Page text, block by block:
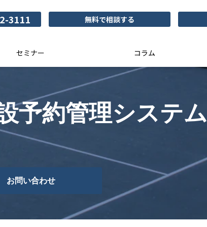
3111 無料で相談する
セミナー コラム
予約管理システム
お問い合わせ